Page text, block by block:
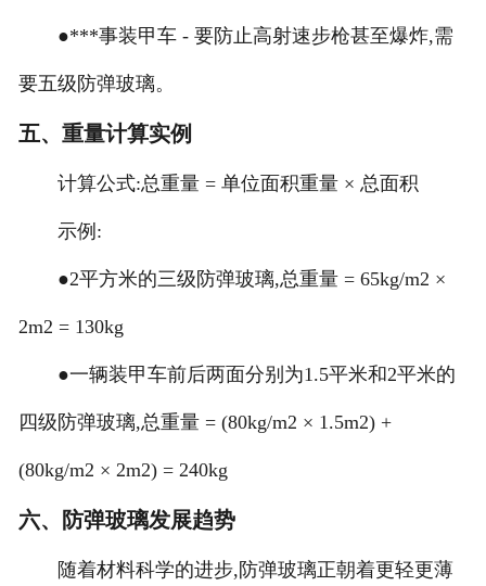
●***事装甲车 - 要防止高射速步枪甚至爆炸,需
要五级防弹玻璃。
五、重量计算实例
计算公式:总重量 = 单位面积重量 × 总面积
示例:
●2平方米的三级防弹玻璃,总重量 = 65kg/m2 ×
2m2 = 130kg
●一辆装甲车前后两面分别为1.5平米和2平米的
四级防弹玻璃,总重量 = (80kg/m2 × 1.5m2) +
(80kg/m2 × 2m2) = 240kg
六、防弹玻璃发展趋势
随着材料科学的进步,防弹玻璃正朝着更轻更薄